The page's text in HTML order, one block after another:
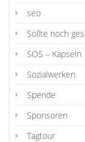
seo
Sollte noch
SOS – Kapseln
Sozialwerken
Spende
Sponsoren
Tagtour